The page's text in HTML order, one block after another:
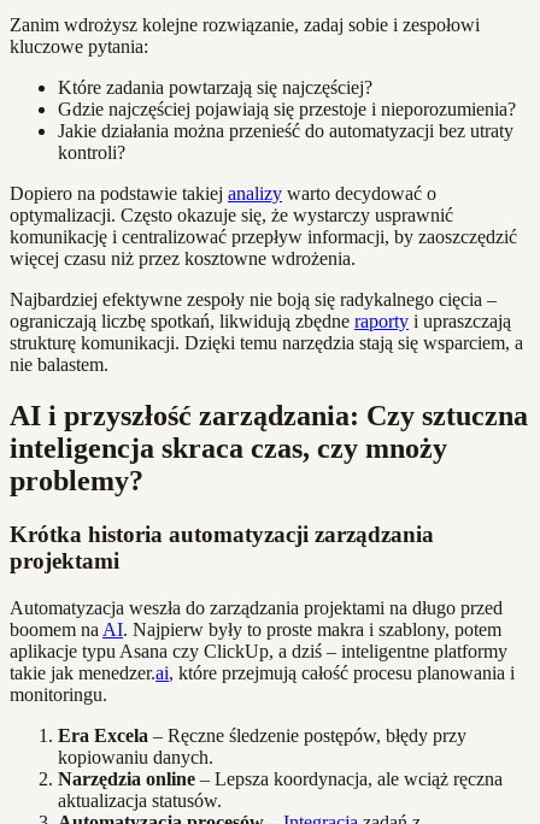
Zanim wdrożysz kolejne rozwiązanie, zadaj sobie i zespołowi
kluczowe pytania:
Które zadania powtarzają się najczęściej?
Gdzie najczęściej pojawiają się przestoje i nieporozumienia?
Jakie działania można przenieść do automatyzacji bez utraty
kontroli?
Dopiero na podstawie takiej analizy warto decydować o
optymalizacji. Często okazuje się, że wystarczy usprawnić
komunikację i centralizować przepływ informacji, by zaoszczędzić
więcej czasu niż przez kosztowne wdrożenia.
Najbardziej efektywne zespoły nie boją się radykalnego cięcia –
ograniczają liczbę spotkań, likwidują zbędne raporty i upraszczają
strukturę komunikacji. Dzięki temu narzędzia stają się wsparciem, a
nie balastem.
AI i przyszłość zarządzania: Czy sztuczna
inteligencja skraca czas, czy mnoży
problemy?
Krótka historia automatyzacji zarządzania
projektami
Automatyzacja weszła do zarządzania projektami na długo przed
boomem na AI. Najpierw były to proste makra i szablony, potem
aplikacje typu Asana czy ClickUp, a dziś – inteligentne platformy
takie jak menedzer.ai, które przejmują całość procesu planowania i
monitoringu.
Era Excela – Ręczne śledzenie postępów, błędy przy
kopiowaniu danych.
Narzędzia online – Lepsza koordynacja, ale wciąż ręczna
aktualizacja statusów.